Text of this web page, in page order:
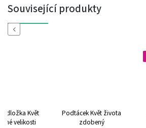
Související produkty
Previous
Květ
velikosti
Podtácek Květ života
zdobený